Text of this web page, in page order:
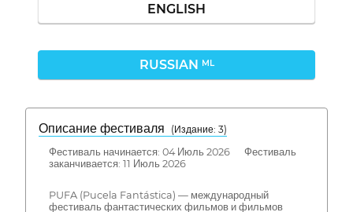
ENGLISH
RUSSIAN ML
Описание фестиваля
( Издание: 3)
Фестиваль начинается: 04 Июль 2026 Фестиваль
заканчивается: 11 Июль 2026
PUFA (Pucela Fantástica) — международный
фестиваль фантастических фильмов и фильмов